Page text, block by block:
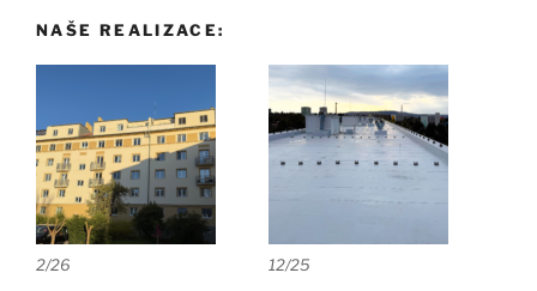
NAŠE REALIZACE:
2/26 12/25